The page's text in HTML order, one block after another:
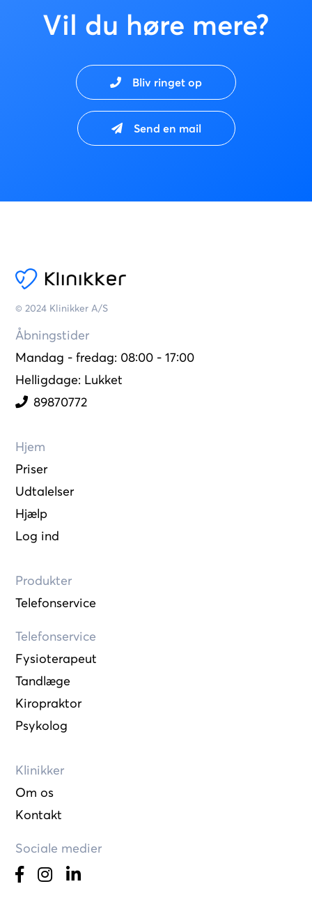
Vil du høre mere?
Bliv ringet op
Send en mail
© 2024 Klinikker A/S
Åbningstider
Mandag - fredag: 08:00 - 17:00
Helligdage: Lukket
89870772
Hjem
Priser
Udtalelser
Hjælp
Log ind
Produkter
Telefonservice
Telefonservice
Fysioterapeut
Tandlæge
Kiropraktor
Psykolog
Klinikker
Om os
Kontakt
Sociale medier